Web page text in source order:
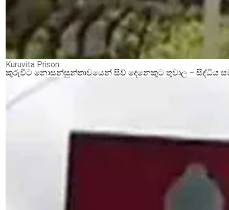
Kuruvita Prison
කුරුවිට නොසන්සුන්තාවයෙන් සිව් දෙනෙකුට තුවාල – සිද්ධිය